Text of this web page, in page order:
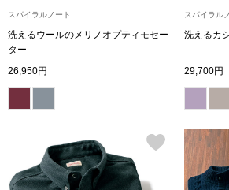
スパイラルノート
洗えるウールのメリノオプティモセー
ター
26,950円
スパイラル
洗えるカ
29,700円